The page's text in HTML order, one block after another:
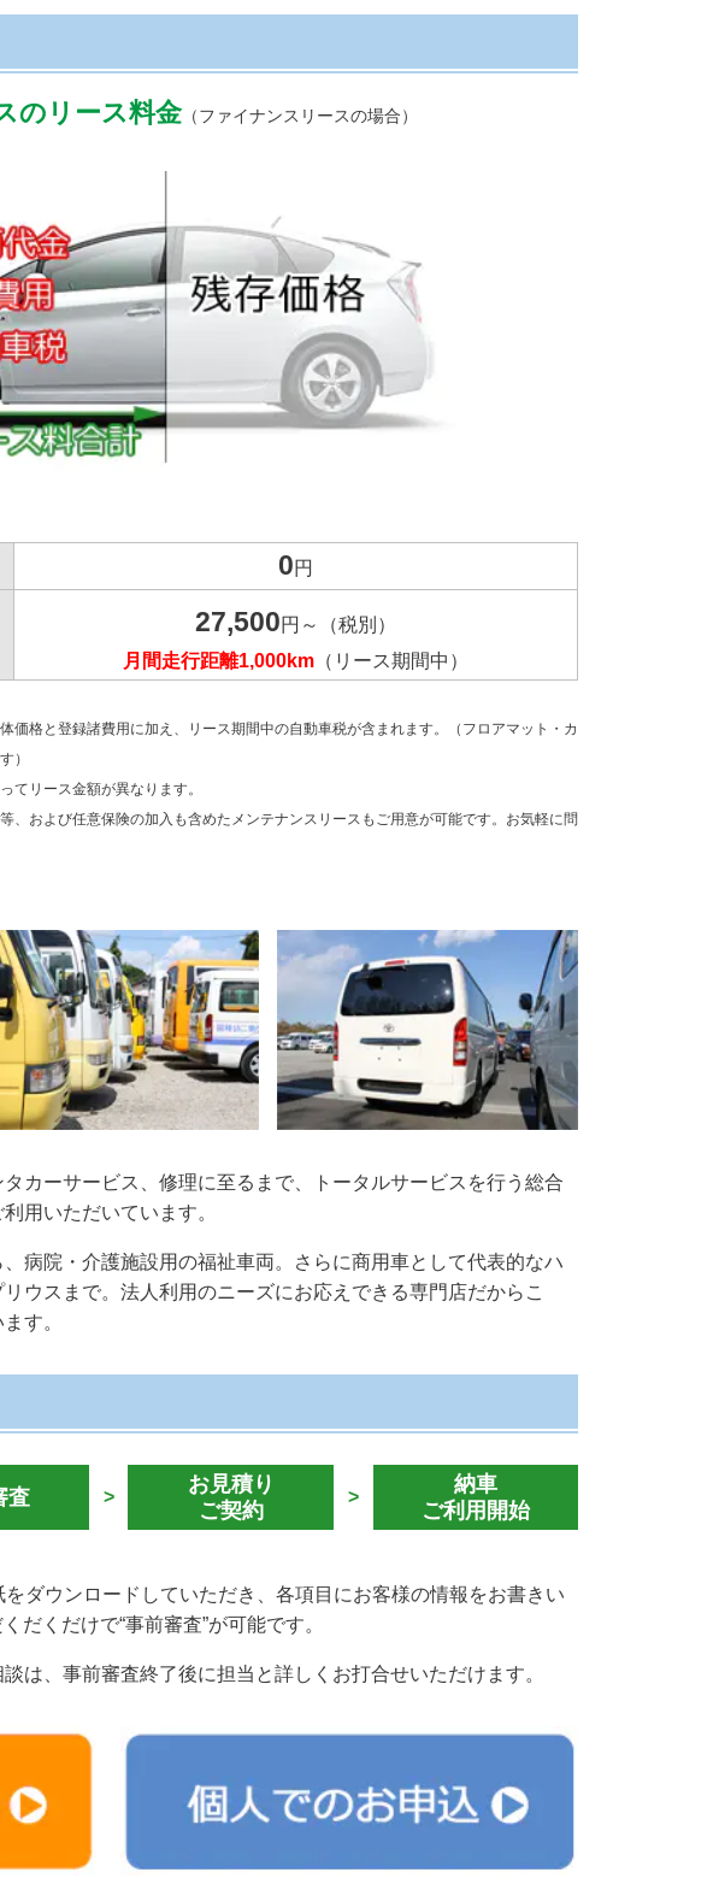
のリース料金（ファイナンスリースの場合）
0円
27,500円～（税別）
月間走行距離1,000km （リース期間中）
価格と登録諸費用に加え、リース期間中の自動車税が含まれます。（フロアマット・カ
）
てリース金額が異なります。
、および任意保険の加入も含めたメンテナンスリースもご用意が可能です。お気軽に問
カーサービス、修理に至るまで、トータルサービスを行う総合
用いただいています。
病院・介護施設用の福祉車両。さらに商用車として代表的なハ
ウスまで。法人利用のニーズにお応えできる専門店だからこ
す。
査 >
お見積り
ご契約
>
納車
ご利用開始
ダウンロードしていただき、各項目にお客様の情報をお書きい
だくだけで“事前審査”が可能です。
は、事前審査終了後に担当と詳しくお打合せいただけます。